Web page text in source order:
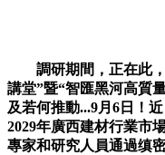
調研期間，正在此，
講堂”暨“智匯黑河高質
及若何推動...9月6日！
2029年廣西建材行業市
專家和研究人員通過缜